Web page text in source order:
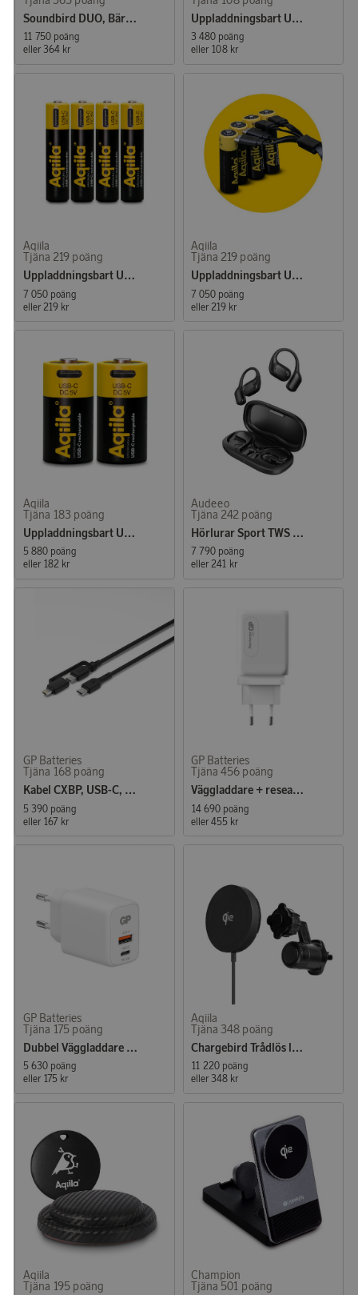
Soundbird DUO, Bärbar 2-i-1-högtalare
11 750 poäng
eller 364 kr
Uppladdningsbart USB-C Li batteri 18650
3 480 poäng
eller 108 kr
Aqiila
Tjäna 219 poäng
Uppladdningsbart USB-C Li batteri AAA 1,5V 4-p
7 050 poäng
eller 219 kr
Aqiila
Tjäna 219 poäng
Uppladdningsbart USB-C Li batteri AA 1,5V 4-p
7 050 poäng
eller 219 kr
Aqiila
Tjäna 183 poäng
Uppladdningsbart USB-C Lithium batteri CR123A 2-p
5 880 poäng
eller 182 kr
Audeeo
Tjäna 242 poäng
Hörlurar Sport TWS Escape Svart
7 790 poäng
eller 241 kr
GP Batteries
Tjäna 168 poäng
Kabel CXBP, USB-C, Lightning adapter 60W 1,5 m
5 390 poäng
eller 167 kr
GP Batteries
Tjäna 456 poäng
Väggladdare + reseadapter
14 690 poäng
eller 455 kr
GP Batteries
Tjäna 175 poäng
Dubbel Väggladdare WM2E
5 630 poäng
eller 175 kr
Aqiila
Tjäna 348 poäng
Chargebird Trådlös laddare med bilfäste
11 220 poäng
eller 348 kr
Aqiila
Tjäna 195 poäng
Champion
Tjäna 501 poäng